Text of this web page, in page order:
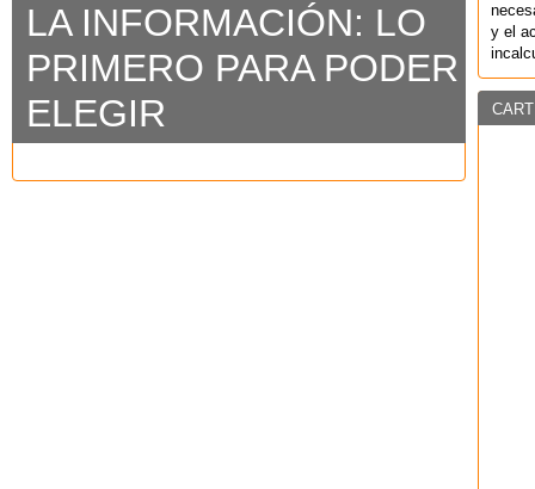
LA INFORMACIÓN: LO
PRIMERO PARA PODER
ELEGIR
y el